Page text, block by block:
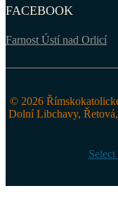
FACEBOOK
Farnost Ústí nad Orlicí
© 2026
Dolní Libchavy,